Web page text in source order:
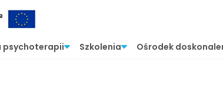
psychoterapii Szkolenia Ośrodek